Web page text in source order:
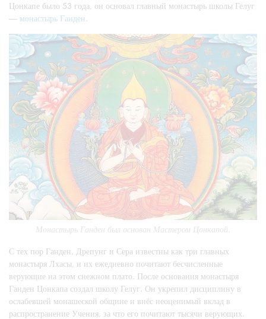
Цонкапе было 53 года, он основал главный монастырь школы Гелуг
— монастырь Ганден
Монастырь Ганден был основан Мастером Цонкапой.
С тех пор Ганден, Дрепунг и Сера известны как три главных
монастыря Лхасы, и их ежедневно почитают бесчисленные
верующие на этом снежном плато. После основания монастыря
Ганден Цонкапа создал школу Гелуг. Он укрепил дисциплину в
ослабевшей монашеской общине и внёс неоценимый вклад в
распространение Учения, за что его почитают тысячи верующих.